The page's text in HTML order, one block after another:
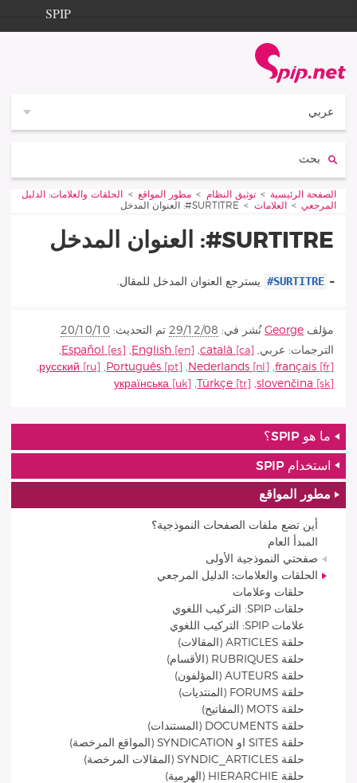
SPIP
عربي
Vous êtes ici :
الصفحة الرئيسية توثيق النظام مطور المواقع
الحلقات والعلامات: الدليل
المرجعي
العلامات SURTITRE#: العنوان المدخل
SURTITRE#: العنوان المدخل
–
#SURTITRE يسترجع العنوان المدخل للمقال.
مؤلف George نُشر في: 29/12/08 تم التحديث: 20/10/10
الترجمات: عربي,
català
,
English
,
Español
,
français
,
Nederlands
,
Português
,
русский
,
slovenčina
,
Türkçe
,
українська
ما هو SPIP؟
استخدام SPIP
مطور المواقع
أين تضع ملفات الصفحات النموذجية؟
المبدأ العام
صفحتي النموذجية الأولى
الحلقات والعلامات: الدليل المرجعي
حلقات وعلامات
حلقات SPIP: التركيب اللغوي
علامات SPIP: التركيب اللغوي
حلقة ARTICLES (المقالات)
حلقة RUBRIQUES (الأقسام)
حلقة AUTEURS (المؤلفون)
حلقة FORUMS (المنتديات)
حلقة MOTS (المفاتيح)
حلقة DOCUMENTS (المستندات)
حلقة SITES او SYNDICATION (المواقع المرخصة)
حلقة SYNDIC_ARTICLES (المقالات المرخصة)
حلقة HIERARCHIE (الهرمية)